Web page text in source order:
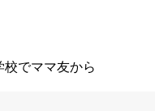
でママ友から